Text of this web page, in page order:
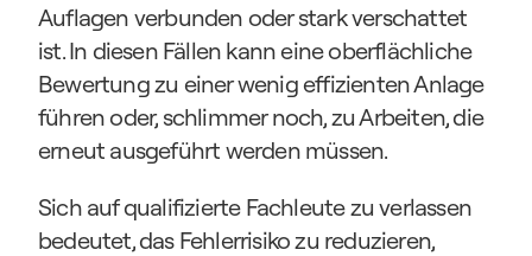
Auflagen verbunden oder stark verschattet
ist. In diesen Fällen kann eine oberflächliche
Bewertung zu einer wenig effizienten Anlage
führen oder, schlimmer noch, zu Arbeiten, die
erneut ausgeführt werden müssen.
Sich auf qualifizierte Fachleute zu verlassen
bedeutet, das Fehlerrisiko zu reduzieren,